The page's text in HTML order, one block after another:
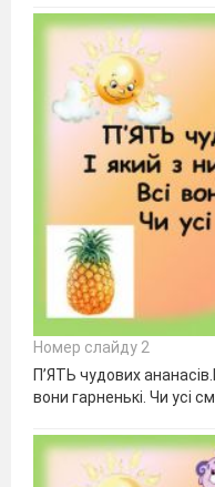
Номер слайду 2
П’ЯТЬ чудових
вони гарненькі. Чи усі